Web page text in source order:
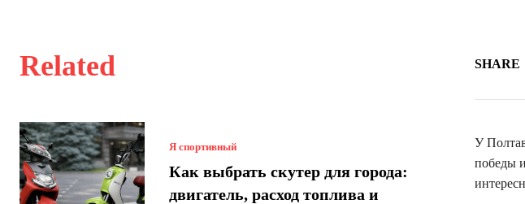
Related
Я спортивный
Как выбрать скутер для города:
двигатель, расход топлива и
SHARE
У
победы